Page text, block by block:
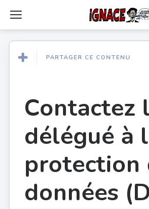
PARTAGER CE CONTENU
Contactez
délégué à
protection
données